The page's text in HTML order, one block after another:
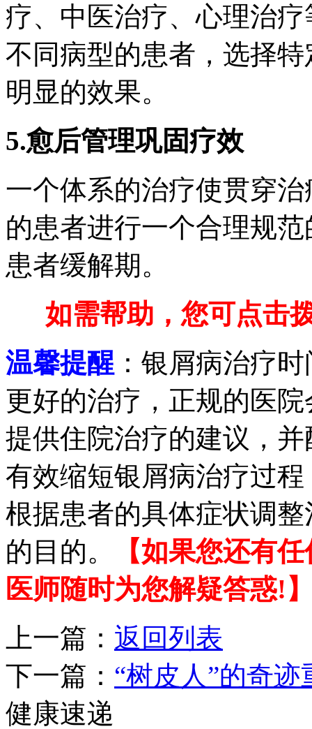
疗、中医治疗、心理治
不同病型的患者，选择
明显的效果。
5.愈后管理巩固疗效
一个体系的治疗使贯穿
的患者进行一个合理规
患者缓解期。
如需帮助，您可点击
温馨提醒 ：银屑病治疗
更好的治疗，正规的医
提供住院治疗的建议，
有效缩短银屑病治疗过
根据患者的具体症状调
的目的。
【如果您还有
医师随时为您解疑答惑!
上一篇： 返回列表
下一篇： “树皮人”的奇迹
健康速递